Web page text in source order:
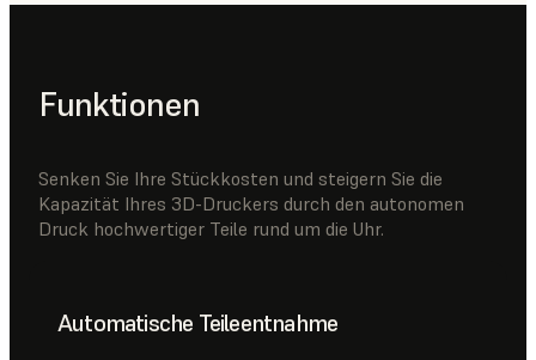
Funktionen
Senken Sie Ihre Stückkosten und steigern Sie die
Kapazität Ihres 3D-Druckers durch den autonomen
Druck hochwertiger Teile rund um die Uhr.
Automatische Teileentnahme